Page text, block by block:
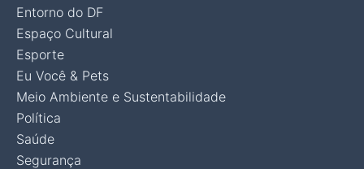
Entorno do DF
Espaço Cultural
Esporte
Eu Você & Pets
Meio Ambiente e Sustentabilidade
Política
Saúde
Segurança